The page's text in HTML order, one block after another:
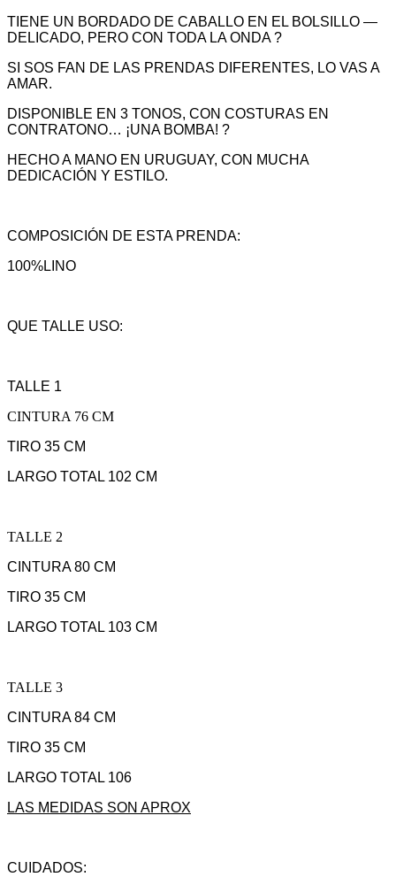
TIENE UN BORDADO DE CABALLO EN EL BOLSILLO —
DELICADO, PERO CON TODA LA ONDA ?
SI SOS FAN DE LAS PRENDAS DIFERENTES, LO VAS A
AMAR.
DISPONIBLE EN 3 TONOS, CON COSTURAS EN
CONTRATONO… ¡UNA BOMBA! ?
HECHO A MANO EN URUGUAY, CON MUCHA
DEDICACIÓN Y ESTILO.
COMPOSICIÓN DE ESTA PRENDA:
100%LINO
QUE TALLE USO:
TALLE 1
CINTURA 76 CM
TIRO 35 CM
LARGO TOTAL 102 CM
TALLE 2
CINTURA 80 CM
TIRO 35 CM
LARGO TOTAL 103 CM
TALLE 3
CINTURA 84 CM
TIRO 35 CM
LARGO TOTAL 106
LAS MEDIDAS SON APROX
CUIDADOS: